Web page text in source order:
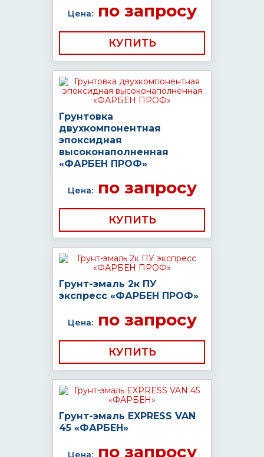
Цена:по запросу
КУПИТЬ
Грунтовка
двухкомпонентная
эпоксидная
высоконаполненная
«ФАРБЕН ПРОФ»
Цена:по запросу
КУПИТЬ
Грунт-эмаль 2к ПУ
экспресс «ФАРБЕН ПРОФ»
Цена:по запросу
КУПИТЬ
Грунт-эмаль EXPRESS VAN
45 «ФАРБЕН»
Цена:по запросу